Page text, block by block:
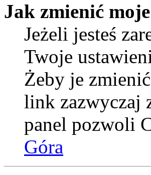
Jak zmienić
Jeżeli jesteś
Twoje
Żeby je
link zazwyczaj
panel pozwoli
Góra